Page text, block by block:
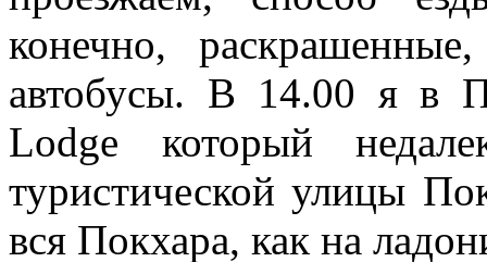
конечно,
автобусы. В 14.00 я в
Lodgе который
туристической улицы
вся Покхара, как на